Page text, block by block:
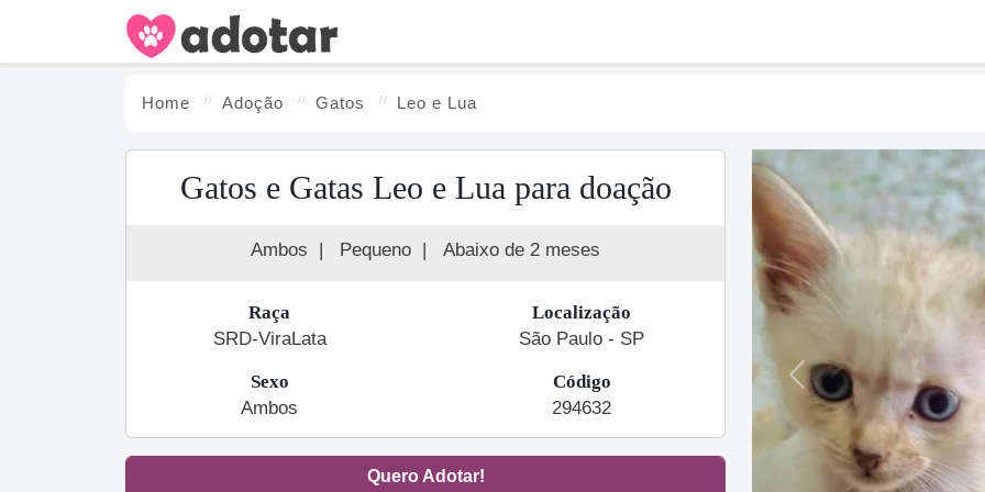
Home Adoção Gatos Leo e Lua
Gatos e Gatas Leo e Lua para doação
Ambos | Pequeno | Abaixo de 2 meses
Raça
SRD-ViraLata
Localização
São Paulo - SP
Sexo
Ambos
Código
294632
Quero Adotar!
Previous